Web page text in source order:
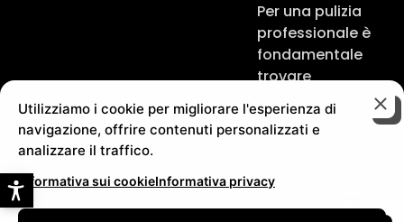
Utilizziamo i cookie per migliorare l'esperienza di
navigazione, offrire contenuti personalizzati e
analizzare il traffico.
Informativa sui cookieInformativa privacy
Per una pulizia
professionale è
fondamentale
trovare